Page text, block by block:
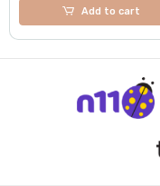
Add to cart